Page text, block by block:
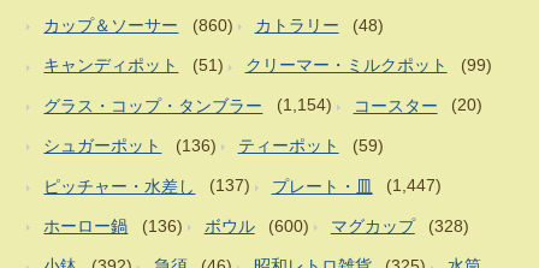
カップ＆ソーサー (860) カトラリー (48)
キャンディポット (51) クリーマー・ミルクポット (99)
グラス・コップ・タンブラー (1,154) コースター (20)
シュガーポット (136) ティーポット (59)
ピッチャー・水差し (137) プレート・皿 (1,447)
ホーロー鍋 (136) ボウル (600) マグカップ (328)